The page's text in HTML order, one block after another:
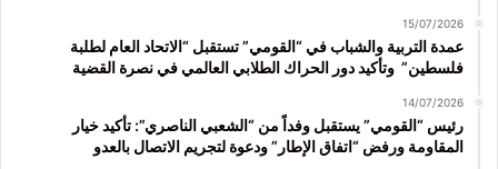
15/07/2026
عمدة التربية والشباب في “القومي” تستقبل “الاتحاد العام لطلبة
فلسطين” وتأكيد دور الحراك الطلابي العالمي في نصرة القضية
14/07/2026
رئيس “القومي” يستقبل وفداً من “الشعبي الناصري”: تأكيد خيار
المقاومة ورفض “اتفاق الإطار” ودعوة لتجريم الاتصال بالعدو